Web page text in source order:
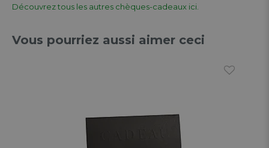
Découvrez tous les autres chèques-cadeaux ici.
Vous pourriez aussi aimer ceci